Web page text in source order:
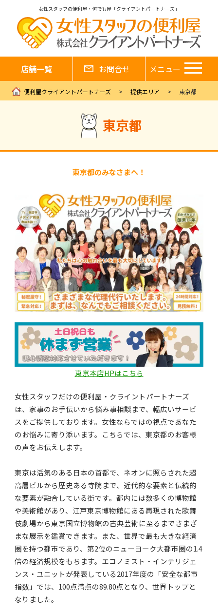
女性スタッフの便利屋・何でも屋「クライアントパートナーズ」
店舗一覧 お問合せ メニュー
便利屋クライアントパートナーズ 提供エリア 東京都
東京都
東京都のみなさまへ！
東京本店HPはこちら
女性スタッフだけの便利屋・クライントパートナーズ
は、家事のお手伝いから悩み事相談まで、幅広いサービ
スをご提供しております。女性ならではの視点であなた
のお悩みに寄り添います。こちらでは、東京都のお客様
の声をお伝えします。
東京は活気のある日本の首都で、ネオンに照らされた超
高層ビルから歴史ある寺院まで、近代的な要素と伝統的
な要素が融合している街です。都内には数多くの博物館
や美術館があり、江戸東京博物館にある再現された歌舞
伎劇場から東京国立博物館の古典芸術に至るまでさまざ
まな展示を鑑賞できます。また、世界で最も大きな経済
圏を持つ都市であり、第2位のニューヨーク大都市圏の1.4
倍の経済規模をもちます。エコノミスト・インテリジェ
ンス・ユニットが発表している2017年度の「安全な都市
指数」では、100点満点の89.80点となり、世界トップと
なりました。